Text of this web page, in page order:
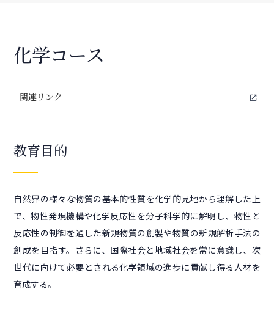
化学コース
関連リンク open_in_new
教育目的
自然界の様々な物質の基本的性質を化学的見地から理解した上
で、物性発現機構や化学反応性を分子科学的に解明し、物性と
反応性の制御を通した新規物質の創製や物質の新規解析手法の
創成を目指す。さらに、国際社会と地域社会を常に意識し、次
世代に向けて必要とされる化学領域の進歩に貢献し得る人材を
育成する。